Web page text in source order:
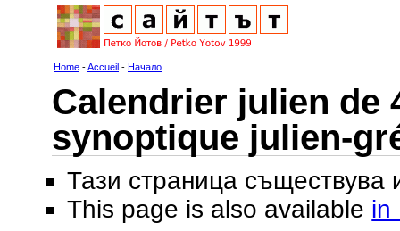
Home -Accueil - Начало
Calendrier julien de
synoptique julien-
Тази страница съществува
This page is also available in